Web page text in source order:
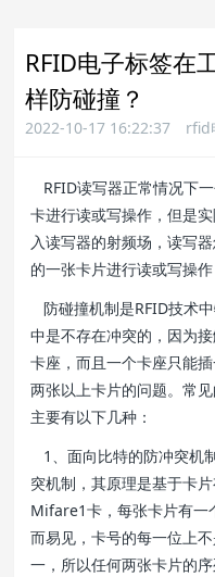
RFID电子标签在
样防碰撞？
2022-10-17 16:22:37 rfid
RFID读写器正常情况下
卡进行读或写操作，但是
入读写器的射频场，读写
的一张卡片进行读或写操
防碰撞机制是RFID技术
中是不存在冲突的，因为
卡座，而且一个卡座只能
两张以上卡片的问题。常
主要有以下几种：
1、面向比特的防冲突机
突机制，其原理是基于卡
Mifare1卡，每张卡片有一
而易见，卡号的每一位上
一，所以任何两张卡片的